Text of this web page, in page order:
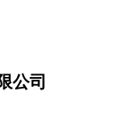
公司